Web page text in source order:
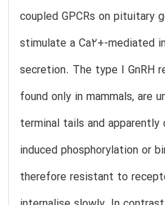
coupled GPCRs on pituitary
stimulate a Ca2+-mediated
secretion. The type I GnRH
found only in mammals, are
terminal tails and
induced phosphorylation or
therefore resistant to